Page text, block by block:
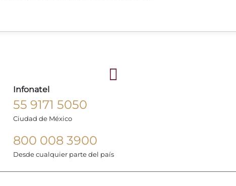
Infonatel
55 9171 5050
Ciudad de México
800 008 3900
Desde cualquier parte del país